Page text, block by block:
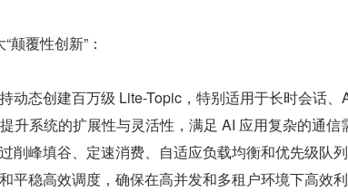
颠覆性创新”：
动态创建百万级 Lite-Topic，特别适用于长时会话
升系统的扩展性与灵活性，满足 AI 应用复杂的通信
削峰填谷、定速消费、自适应负载均衡和优先级队
平稳高效调度，确保在高并发和多租户环境下高效利